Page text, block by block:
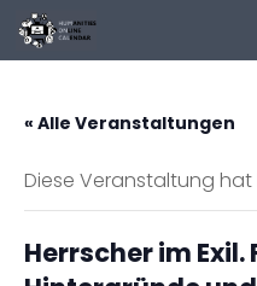
Zum Inhalt springen
« Alle Veranstaltungen
Diese Veranstaltung
Herrscher im Exil.